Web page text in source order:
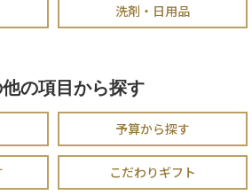
洗剤・日用品
の項目から探す
予算から探す
こだわりギフト